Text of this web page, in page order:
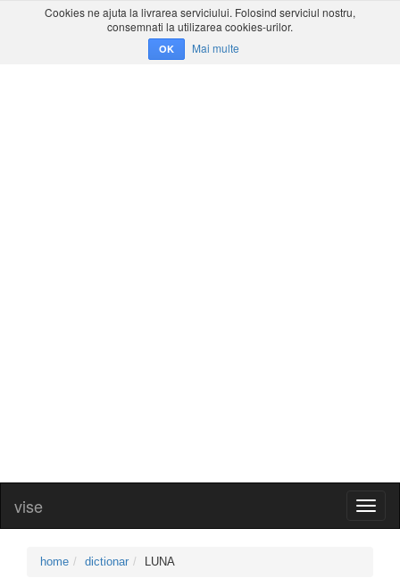
Cookies ne ajuta la livrarea serviciului. Folosind serviciul nostru,
consemnati la utilizarea cookies-urilor.
OK Mai multe
vise
home dictionar LUNA